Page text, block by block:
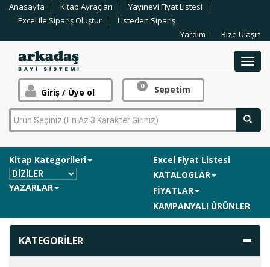
Anasayfa Kitap Ayraçları
Yayınevi Fiyat Listesi
Excel Ile Sipariş Oluştur
Listeden Sipariş
Yardım
Bize Ulaşın
Giriş / Üye ol Sepetim
0
Kitap Kategorileri
YAZARLAR
Excel Fiyat Listesi
KATALOGLAR
FİYATLAR
KAMPANYALI ÜRÜNLER
KATEGORİLER